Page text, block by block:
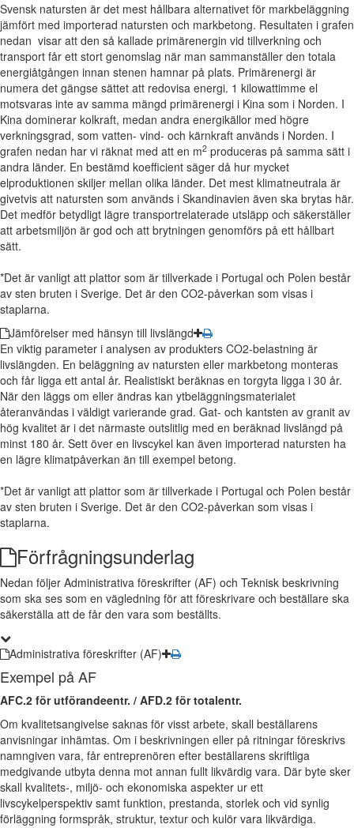
Svensk natursten är det mest hållbara alternativet för markbeläggning
jämfört med importerad natursten och markbetong. Resultaten i grafen
nedan visar att den så kallade primärenergin vid tillverkning och
transport får ett stort genomslag när man sammanställer den totala
energiåtgången innan stenen hamnar på plats. Primärenergi är
numera det gängse sättet att redovisa energi. 1 kilowattimme el
motsvaras inte av samma mängd primärenergi i Kina som i Norden. I
Kina dominerar kolkraft, medan andra energikällor med högre
verkningsgrad, som vatten- vind- och kärnkraft används i Norden. I
grafen nedan har vi räknat med att en m2 produceras på samma sätt i
andra länder. En bestämd koefficient säger då hur mycket
elproduktionen skiljer mellan olika länder. Det mest klimatneutrala är
givetvis att natursten som används i Skandinavien även ska brytas här.
Det medför betydligt lägre transportrelaterade utsläpp och säkerställer
att arbetsmiljön är god och att brytningen genomförs på ett hållbart
sätt.
*Det är vanligt att plattor som är tillverkade i Portugal och Polen består
av sten bruten i Sverige. Det är den CO2-påverkan som visas i
staplarna.
Jämförelser med hänsyn till livslängd
En viktig parameter i analysen av produkters CO2-belastning är
livslängden. En beläggning av natursten eller markbetong monteras
och får ligga ett antal år. Realistiskt beräknas en torgyta ligga i 30 år.
När den läggs om eller ändras kan ytbeläggningsmaterialet
återanvändas i väldigt varierande grad. Gat- och kantsten av granit av
hög kvalitet är i det närmaste outslitlig med en beräknad livslängd på
minst 180 år. Sett över en livscykel kan även importerad natursten ha
en lägre klimatpåverkan än till exempel betong.
*Det är vanligt att plattor som är tillverkade i Portugal och Polen består
av sten bruten i Sverige. Det är den CO2-påverkan som visas i
staplarna.
Förfrågningsunderlag
Nedan följer Administrativa föreskrifter (AF) och Teknisk beskrivning
som ska ses som en vägledning för att föreskrivare och beställare ska
säkerställa att de får den vara som beställts.
Administrativa föreskrifter (AF)
Exempel på AF
AFC.2 för utförandeentr. / AFD.2 för totalentr.
Om kvalitetsangivelse saknas för visst arbete, skall beställarens
anvisningar inhämtas. Om i beskrivningen eller på ritningar föreskrivs
namngiven vara, får entreprenören efter beställarens skriftliga
medgivande utbyta denna mot annan fullt likvärdig vara. Där byte sker
skall kvalitets-, miljö- och ekonomiska aspekter ur ett
livscykelperspektiv samt funktion, prestanda, storlek och vid synlig
förläggning formspråk, struktur, textur och kulör vara likvärdiga.